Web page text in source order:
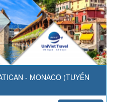
- MONACO (TUYẾN